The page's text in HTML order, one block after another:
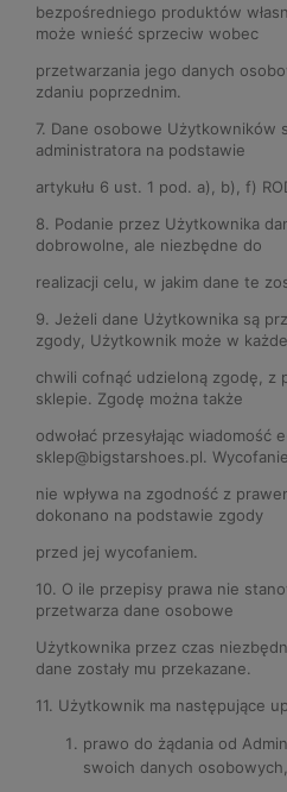
bezpośredniego produktów
może wnieść sprzeciw wobec
przetwarzania jego danych
zdaniu poprzednim.
7. Dane osobowe Użytkowników
administratora na podstawie
artykułu 6 ust. 1 pod. a), b), f)
8. Podanie przez Użytkownika
dobrowolne, ale niezbędne do
realizacji celu, w jakim dane te
9. Jeżeli dane Użytkownika są
zgody, Użytkownik może w
chwili cofnąć udzieloną zgodę, z
sklepie. Zgodę można także
odwołać przesyłając wiadomość
sklep@bigstarshoes.pl.
nie wpływa na zgodność z
dokonano na podstawie zgody
przed jej wycofaniem.
10. O ile przepisy prawa nie
przetwarza dane osobowe
Użytkownika przez czas
dane zostały mu przekazane.
11. Użytkownik ma następujące
prawo do żądania od
swoich danych